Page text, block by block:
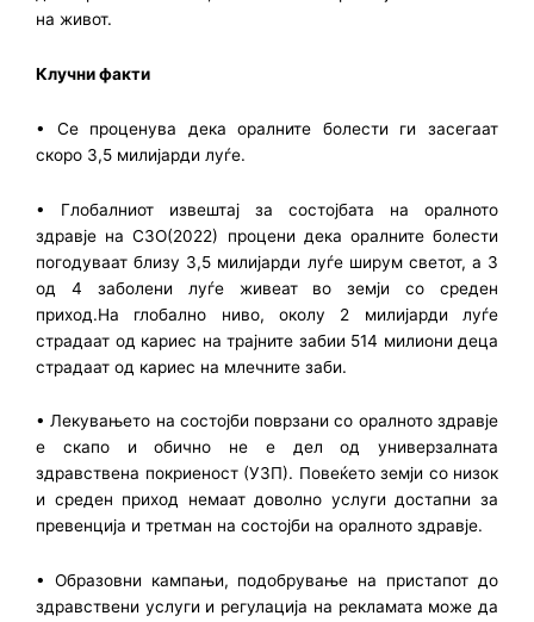
на живот.
Клучни факти
• Се проценува дека оралните болести ги засегаат
скоро 3,5 милијарди луѓе.
• Глобалниот извештај за состојбата на оралното
здравје на СЗО(2022) процени дека оралните болести
погодуваат близу 3,5 милијарди луѓе ширум светот, а 3
од 4 заболени луѓе живеат во земји со среден
приход.На глобално ниво, околу 2 милијарди луѓе
страдаат од кариес на трајните забии 514 милиони деца
страдаат од кариес на млечните заби.
• Лекувањето на состојби поврзани со оралното здравје
е скапо и обично не е дел од универзалната
здравствена покриеност (УЗП). Повеќето земји со низок
и среден приход немаат доволно услуги достапни за
превенција и третман на состојби на оралното здравје.
• Образовни кампањи, подобрување на пристапот до
здравствени услуги и регулација на рекламата може да